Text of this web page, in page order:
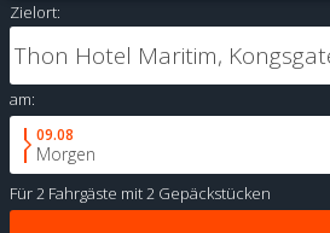
Zielort:
am:
09.08
Morgen
Für2 Fahrgäste mit2 Gepäckstücken